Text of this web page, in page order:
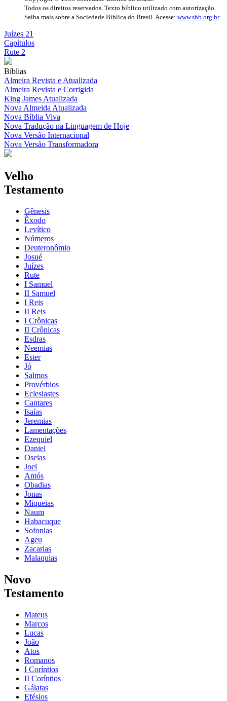
Todos os direitos reservados. Texto bíblico utilizado com autorização.
Saiba mais sobre a Sociedade Bíblica do Brasil. Acesse: www.sbb.org.br
Juízes 21
Capítulos
Rute 2
Bíblias
Almeira Revista e Atualizada
Almeira Revista e Corrigida
King James Atualizada
Nova Almeida Atualizada
Nova Bíblia Viva
Nova Tradução na Linguagem de Hoje
Nova Versão Internacional
Nova Versão Transformadora
Velho
Testamento
Gênesis
Êxodo
Levítico
Números
Deuteronômio
Josué
Juízes
Rute
I Samuel
II Samuel
I Reis
II Reis
I Crônicas
II Crônicas
Esdras
Neemias
Ester
Jó
Salmos
Provérbios
Eclesiastes
Cantares
Isaías
Jeremias
Lamentações
Ezequiel
Daniel
Oseias
Joel
Amós
Obadias
Jonas
Miqueias
Naum
Habacuque
Sofonias
Ageu
Zacarias
Malaquias
Novo
Testamento
Mateus
Marcos
Lucas
João
Atos
Romanos
I Coríntios
II Coríntios
Gálatas
Efésios